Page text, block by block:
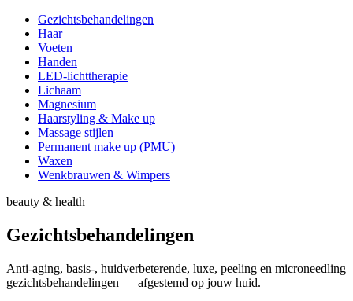
Gezichtsbehandelingen
Haar
Voeten
Handen
LED-lichttherapie
Lichaam
Magnesium
Haarstyling & Make up
Massage stijlen
Permanent make up (PMU)
Waxen
Wenkbrauwen & Wimpers
beauty & health
Gezichtsbehandelingen
Anti-aging, basis-, huidverbeterende, luxe, peeling en microneedling
gezichtsbehandelingen — afgestemd op jouw huid.